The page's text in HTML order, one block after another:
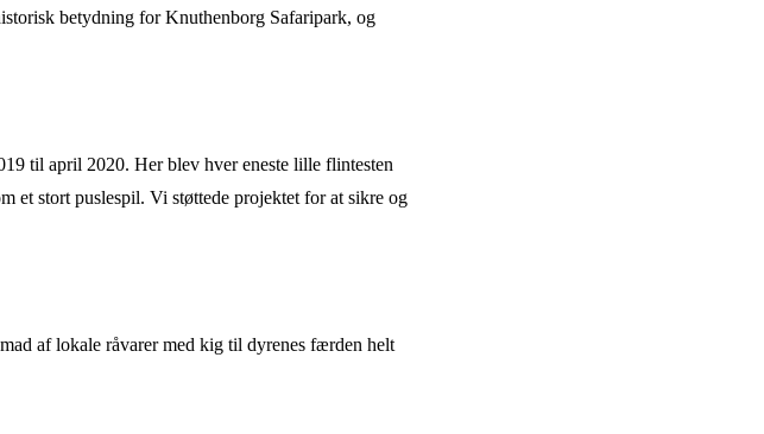
betydning for Knuthenborg Safaripark, og
til april 2020. Her blev hver eneste lille flintesten
et stort puslespil. Vi støttede projektet for at sikre og
af lokale råvarer med kig til dyrenes færden helt